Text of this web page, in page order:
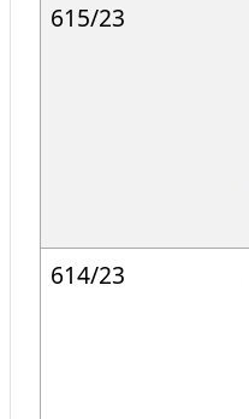
615/23
614/23